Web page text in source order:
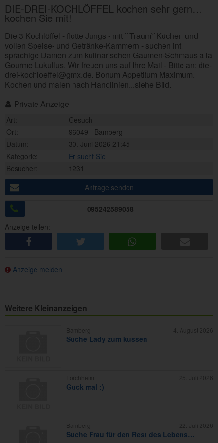
DIE-DREI-KOCHLÖFFEL kochen sehr gern…
kochen Sie mit!
Die 3 Kochlöffel - flotte Jungs - mit ``Traum``Küchen und
vollen Speise- und Getränke-Kammern - suchen int.
sprachige Damen zum kulinarischen Gaumen-Schmaus a la
Gourme Lukullus. Wir freuen uns auf Ihre Mail - Bitte an: die-
drei-kochloeffel@gmx.de. Bonum Appetitum Maximum.
Kochen und malen nach Handlinien...siehe Bild.
Private Anzeige
Art:
Gesuch
Ort:
96049 - Bamberg
Datum:
30. Juni 2026 21:45
Kategorie:
Er sucht Sie
Besucher:
1231
Anfrage senden
095242589058
Anzeige teilen:
Anzeige melden
Weitere Kleinanzeigen
Suche Lady zum küssen
Guck mal :)
Suche Frau für den Rest des Lebens…